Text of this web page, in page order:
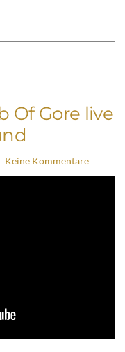
Of Gore live
Keine Kommentare